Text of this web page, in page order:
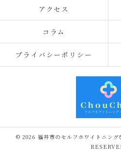
アクセス
コラム
プライバシーポリシー
© 2026 福井市のセルフホワイトニン